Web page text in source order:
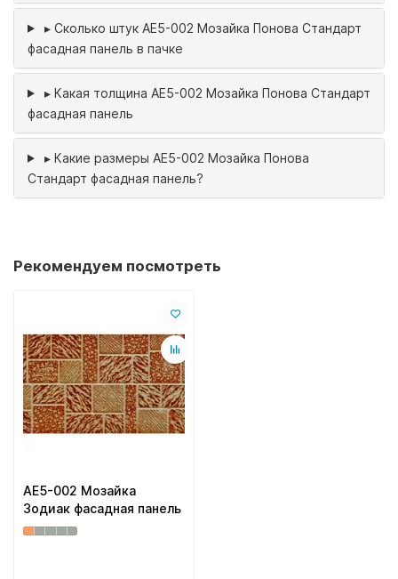
▸ Сколько штук AE5-002 Мозайка Понова Стандарт
фасадная панель в пачке
▸ Какая толщина AE5-002 Мозайка Понова Стандарт
фасадная панель
▸ Какие размеры AE5-002 Мозайка Понова
Стандарт фасадная панель?
Рекомендуем посмотреть
AE5-002 Мозайка
Зодиак фасадная панель